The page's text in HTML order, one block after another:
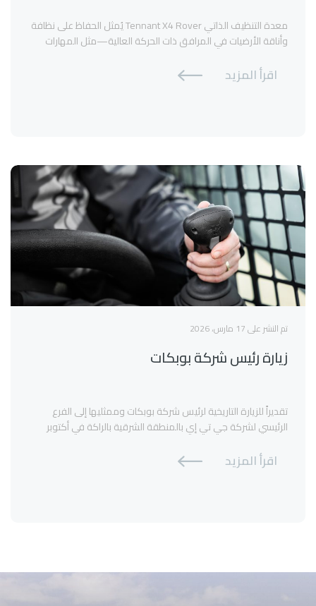
معدة التنظيف الذاتي Tennant X4 Rover يُمثل الحفاظ على نظافة
وأناقة الأرضيات في المرافق ذات الحركة العالية—مثل المهارات
النقل—تحدياً مستمراً. حيث يواجه مديرو المرافق تحديات نقص
العمالة، وارتفاع التكاليف التشغيلية، والمتطلبات المستمرة للحفاظ
اقرأ المزيد
تم النشر على 17 مارس، 2026
زيارة رئيس شركة بوبكات
تقديراً للزيارة التاريخية لرئيس شركة بوبكات وممثليها إلى الفرع
الرئيسي لشركة جي تي إي بالمنطقة الشرقية بالراكة في أكتوبر
اقرأ المزيد